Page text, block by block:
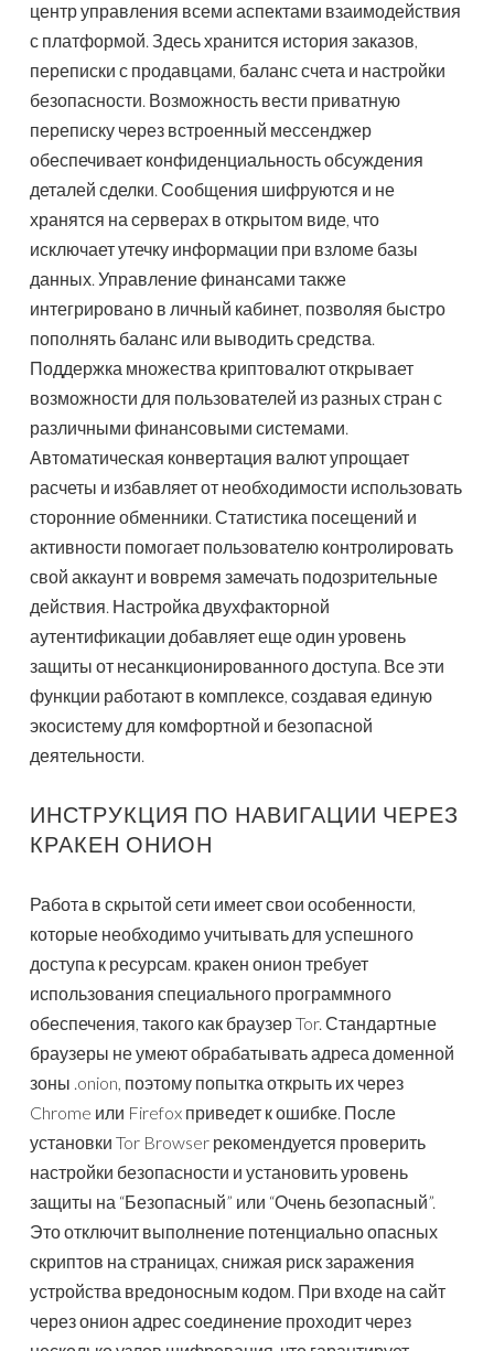
центр управления всеми аспектами взаимодействия
с платформой. Здесь хранится история заказов,
переписки с продавцами, баланс счета и настройки
безопасности. Возможность вести приватную
переписку через встроенный мессенджер
обеспечивает конфиденциальность обсуждения
деталей сделки. Сообщения шифруются и не
хранятся на серверах в открытом виде, что
исключает утечку информации при взломе базы
данных. Управление финансами также
интегрировано в личный кабинет, позволяя быстро
пополнять баланс или выводить средства.
Поддержка множества криптовалют открывает
возможности для пользователей из разных стран с
различными финансовыми системами.
Автоматическая конвертация валют упрощает
расчеты и избавляет от необходимости использовать
сторонние обменники. Статистика посещений и
активности помогает пользователю контролировать
свой аккаунт и вовремя замечать подозрительные
действия. Настройка двухфакторной
аутентификации добавляет еще один уровень
защиты от несанкционированного доступа. Все эти
функции работают в комплексе, создавая единую
экосистему для комфортной и безопасной
деятельности.
ИНСТРУКЦИЯ ПО НАВИГАЦИИ ЧЕРЕЗ
КРАКЕН ОНИОН
Работа в скрытой сети имеет свои особенности,
которые необходимо учитывать для успешного
доступа к ресурсам. кракен онион требует
использования специального программного
обеспечения, такого как браузер Tor. Стандартные
браузеры не умеют обрабатывать адреса доменной
зоны .onion, поэтому попытка открыть их через
Chrome или Firefox приведет к ошибке. После
установки Tor Browser рекомендуется проверить
настройки безопасности и установить уровень
защиты на “Безопасный” или “Очень безопасный”.
Это отключит выполнение потенциально опасных
скриптов на страницах, снижая риск заражения
устройства вредоносным кодом. При входе на сайт
через онион адрес соединение проходит через